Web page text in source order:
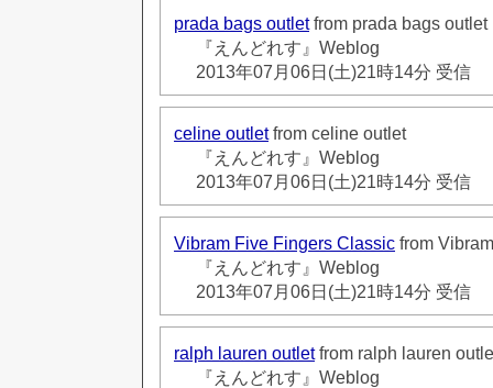
prada bags outletfrom prada bags outlet
『えんどれす』Weblog
2013年07月06日(土)21時14分 受信
celine outletfrom celine outlet
『えんどれす』Weblog
2013年07月06日(土)21時14分 受信
Vibram Five Fingers Classic from
『えんどれす』Weblog
2013年07月06日(土)21時14分 受信
ralph lauren outletfrom ralph lauren
『えんどれす』Weblog